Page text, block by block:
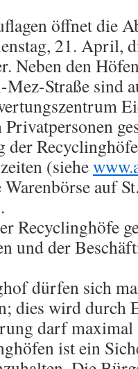
öffnet die
21. April,
Neben den
Straße sind
der
(siehe
auf
Recyclinghöfe
und der
dürfen sich
dies wird durch
darf
ist ein